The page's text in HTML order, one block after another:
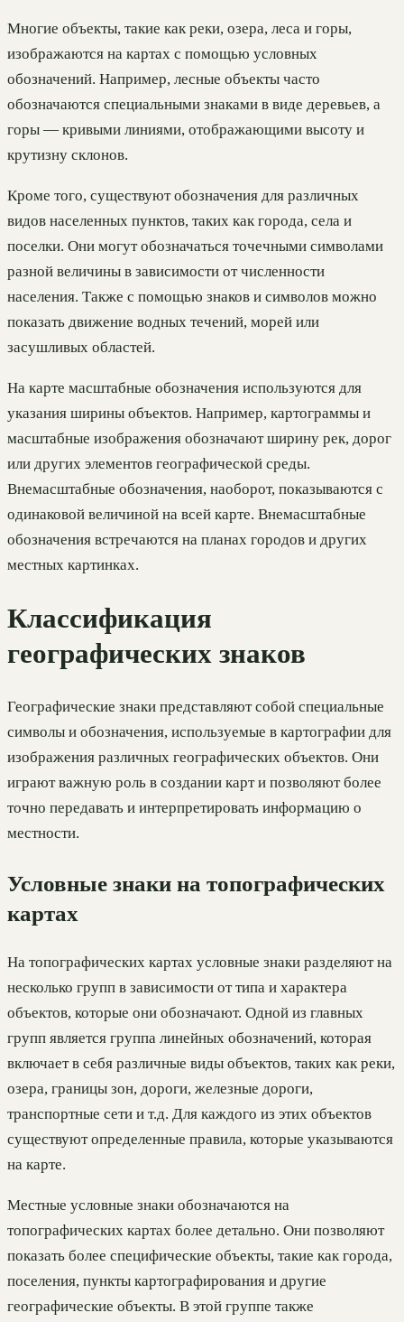
Многие объекты, такие как реки, озера, леса и горы,
изображаются на картах с помощью условных
обозначений. Например, лесные объекты часто
обозначаются специальными знаками в виде деревьев, а
горы — кривыми линиями, отображающими высоту и
крутизну склонов.
Кроме того, существуют обозначения для различных
видов населенных пунктов, таких как города, села и
поселки. Они могут обозначаться точечными символами
разной величины в зависимости от численности
населения. Также с помощью знаков и символов можно
показать движение водных течений, морей или
засушливых областей.
На карте масштабные обозначения используются для
указания ширины объектов. Например, картограммы и
масштабные изображения обозначают ширину рек, дорог
или других элементов географической среды.
Внемасштабные обозначения, наоборот, показываются с
одинаковой величиной на всей карте. Внемасштабные
обозначения встречаются на планах городов и других
местных картинках.
Классификация
географических знаков
Географические знаки представляют собой специальные
символы и обозначения, используемые в картографии для
изображения различных географических объектов. Они
играют важную роль в создании карт и позволяют более
точно передавать и интерпретировать информацию о
местности.
Условные знаки на топографических
картах
На топографических картах условные знаки разделяют на
несколько групп в зависимости от типа и характера
объектов, которые они обозначают. Одной из главных
групп является группа линейных обозначений, которая
включает в себя различные виды объектов, таких как реки,
озера, границы зон, дороги, железные дороги,
транспортные сети и т.д. Для каждого из этих объектов
существуют определенные правила, которые указываются
на карте.
Местные условные знаки обозначаются на
топографических картах более детально. Они позволяют
показать более специфические объекты, такие как города,
поселения, пункты картографирования и другие
географические объекты. В этой группе также